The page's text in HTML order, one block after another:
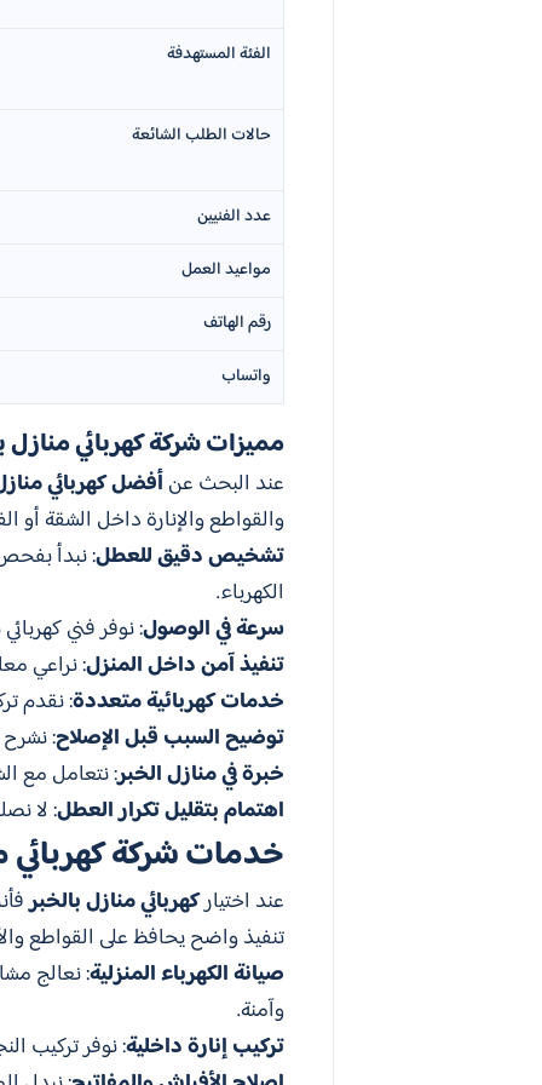
الفئة المستهدفة
حالات الطلب الشائعة
عدد الفنيين
مواعيد العمل
رقم الهاتف
واتساب
مميزات شركة كهربائي منازل
عند البحث عنأفضل كهربائي
والقواطع والإنارة داخل الشقة أو
تشخيص دقيق للعطل: نبدأ
الكهرباء.
سرعة في الوصول: نوفر فني
تنفيذ آمن داخل المنزل: نراعي
خدمات كهربائية متعددة: نقدم
توضيح السبب قبل الإصلاح:
خبرة في منازل الخبر: نتعامل مع
اهتمام بتقليل تكرار العطل: لا
خدمات شركة كهربائي
عند اختياركهربائي منازل بالخبر
تنفيذ واضح يحافظ على القواطع
صيانة الكهرباء المنزلية: نعالج
وآمنة.
تركيب إنارة داخلية: نوفر تركيب